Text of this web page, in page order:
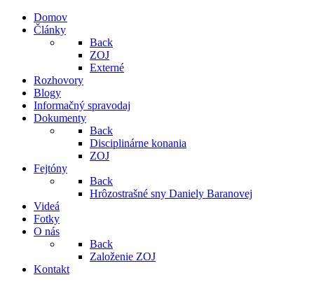
Domov
Články
Back
ZOJ
Externé
Rozhovory
Blogy
Informačný spravodaj
Dokumenty
Back
Disciplinárne konania
ZOJ
Fejtóny
Back
Hrôzostrašné sny Daniely Baranovej
Videá
Fotky
O nás
Back
Založenie ZOJ
Kontakt